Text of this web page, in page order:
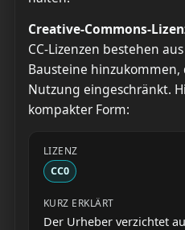
Creative-Commons-
CC-Lizenzen bestehen
Bausteine hinzukommen,
Nutzung eingeschränkt.
kompakter Form:
CC0
Der Urheber verzichtet